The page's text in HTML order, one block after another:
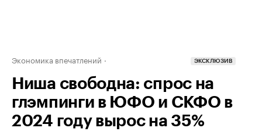
Экономика впечатлений ЭКСКЛЮЗИВ
Ниша свободна: спрос на
глэмпинги в ЮФО и СКФО в
2024 году вырос на 35%